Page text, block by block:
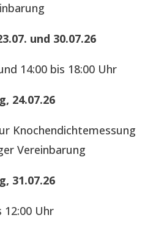
und 30.07.26
14:00 bis 18:00 Uhr
24.07.26
Knochendichtemessung
Vereinbarung
31.07.26
12:00 Uhr